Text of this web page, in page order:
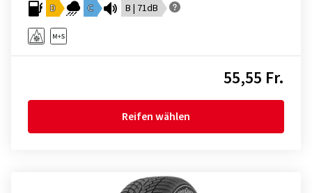
D C B | 71dB
55,55 Fr.
Reifen wählen